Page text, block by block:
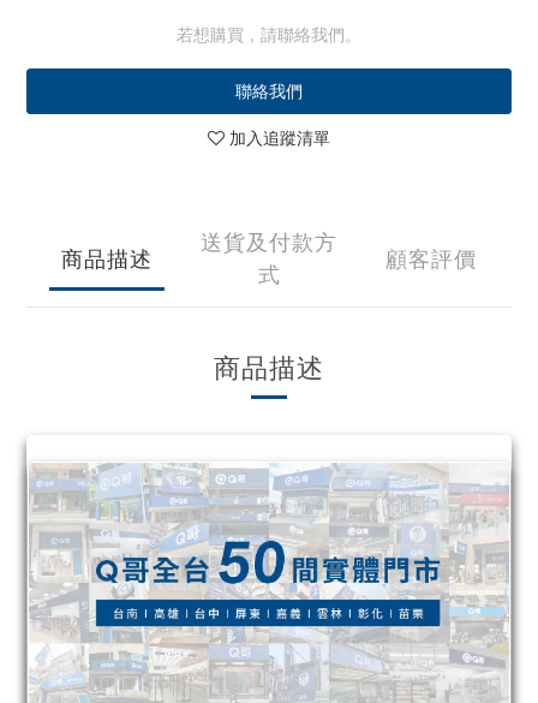
若想購買，請聯絡我們。
聯絡我們
加入追蹤清單
商品描述
送貨及付款方
式
顧客評價
商品描述